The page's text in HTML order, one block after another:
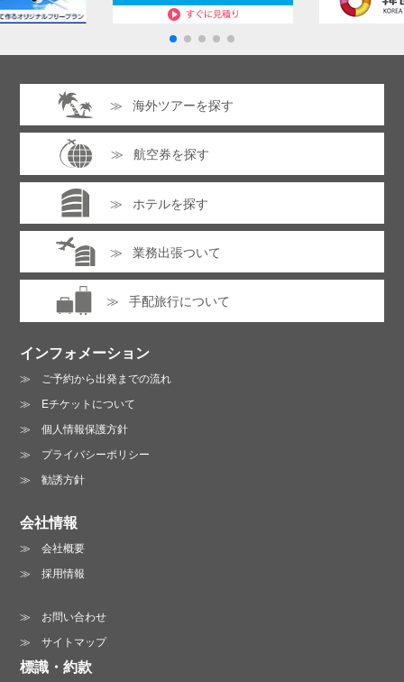
海外ツアーを探す
航空券を探す
ホテルを探す
業務出張ついて
手配旅行について
インフォメーション
ご予約から出発までの流れ
Eチケットについて
個人情報保護方針
プライバシーポリシー
勧誘方針
会社情報
会社概要
採用情報
お問い合わせ
サイトマップ
標識・約款